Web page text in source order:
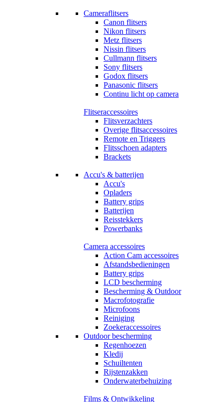
Cameraflitsers
Canon flitsers
Nikon flitsers
Metz flitsers
Nissin flitsers
Cullmann flitsers
Sony flitsers
Godox flitsers
Panasonic flitsers
Continu licht op camera
Flitseraccessoires
Flitsverzachters
Overige flitsaccessoires
Remote en Triggers
Flitsschoen adapters
Brackets
Accu's & batterijen
Accu's
Opladers
Battery grips
Batterijen
Reisstekkers
Powerbanks
Camera accessoires
Action Cam accessoires
Afstandsbedieningen
Battery grips
LCD bescherming
Bescherming & Outdoor
Macrofotografie
Microfoons
Reiniging
Zoekeraccessoires
Outdoor bescherming
Regenhoezen
Kledij
Schuiltenten
Rijstenzakken
Onderwaterbehuizing
Films & Ontwikkeling